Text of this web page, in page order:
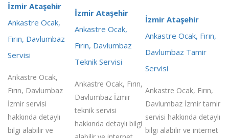
İzmir Ataşehir
Ankastre Ocak,
Fırın, Davlumbaz
Servisi
Ankastre Ocak,
Fırın, Davlumbaz
İzmir servisi
hakkında detaylı
bilgi alabilir ve
İzmir Ataşehir
Ankastre Ocak,
Fırın, Davlumbaz
Teknik Servisi
Ankastre Ocak, Fırın,
Davlumbaz İzmir
teknik servisi
hakkında detaylı bilgi
İzmir Ataşehir
Ankastre Ocak, Fırın,
Davlumbaz Tamir
Servisi
Ankastre Ocak, Fırın,
Davlumbaz İzmir tamir
servisi hakkında detaylı
bilgi alabilir ve internet